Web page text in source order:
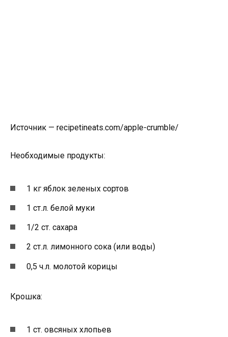
Источник — recipetineats.com/apple-crumble/
Необходимые продукты:
1 кг яблок зеленых сортов
1 ст.л. белой муки
1/2 ст. сахара
2 ст.л. лимонного сока (или воды)
0,5 ч.л. молотой корицы
Крошка:
1 ст. овсяных хлопьев